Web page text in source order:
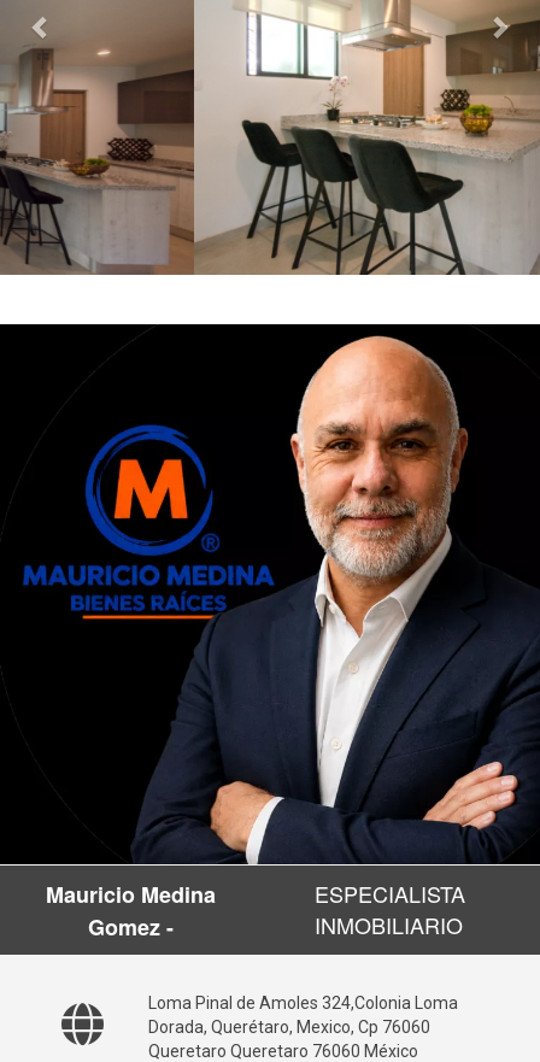
Mauricio Medina
Gomez -
ESPECIALISTA
INMOBILIARIO
Loma Pinal de Amoles 324,Colonia Loma
Dorada, Querétaro, Mexico, Cp 76060
Queretaro Queretaro 76060 México